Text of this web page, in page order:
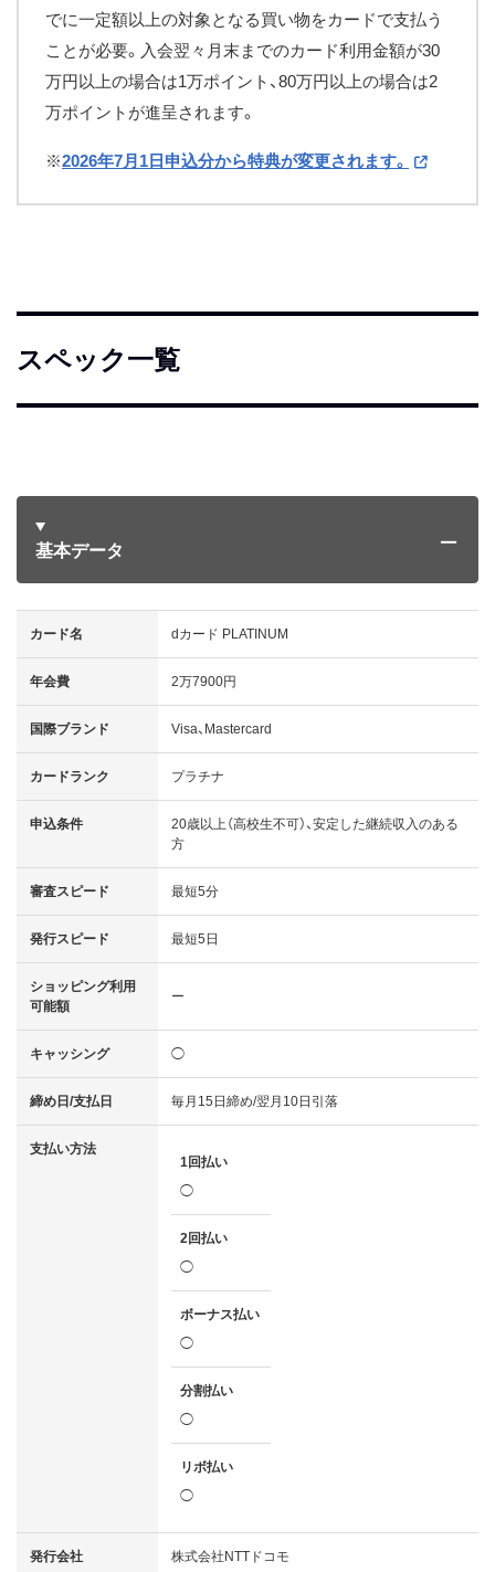
でに一定額以上の対象となる買い物をカードで支払う
ことが必要。入会翌々月末までのカード利用金額が30
万円以上の場合は1万ポイント、80万円以上の場合は2
万ポイントが進呈されます。
※2026年7月1日申込分から特典が変更されます。
スペック一覧
基本データ
カード名 dカード PLATINUM
年会費 2万7900円
国際ブランド Visa、Mastercard
カードランク プラチナ
申込条件
20歳以上（高校生不可）、安定した継続収入のある
方
審査スピード 最短5分
発行スピード 最短5日
ショッピング利用
可能額
ー
キャッシング ◯
締め日/支払日 毎月15日締め/翌月10日引落
支払い方法
1回払い
◯
2回払い
◯
ボーナス払い
◯
分割払い
◯
リボ払い
◯
発行会社 株式会社NTTドコモ